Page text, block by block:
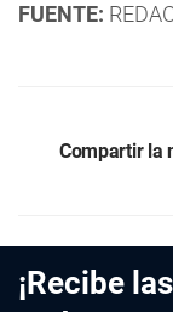
FUENTE:
Compartir la
¡Recibe